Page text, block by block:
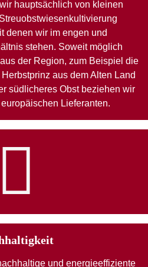
hauptsächlich von kleinen
denen wir im engen und
stehen. Soweit möglich
der Region, zum Beispiel die
aus dem Alten Land
südlicheres Obst beziehen wir
Lieferanten.
und energieeffiziente